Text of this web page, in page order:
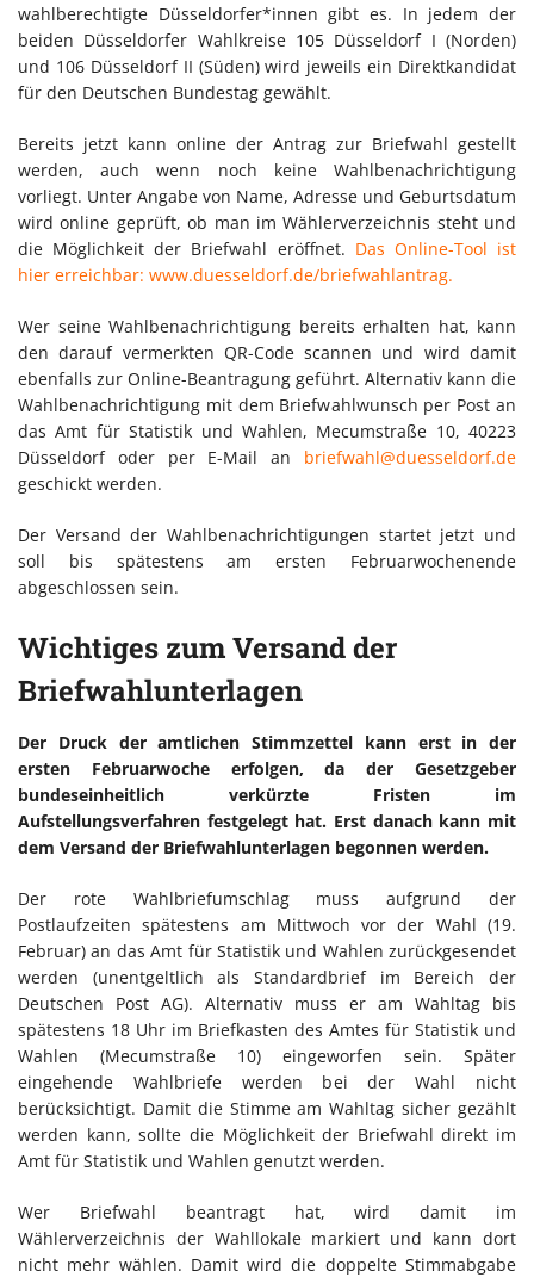
wahlberechtigte Düsseldorfer*innen gibt es. In jedem der
beiden Düsseldorfer Wahlkreise 105 Düsseldorf I (Norden)
und 106 Düsseldorf II (Süden) wird jeweils ein Direktkandidat
für den Deutschen Bundestag gewählt.
Bereits jetzt kann online der Antrag zur Briefwahl gestellt
werden, auch wenn noch keine Wahlbenachrichtigung
vorliegt. Unter Angabe von Name, Adresse und Geburtsdatum
wird online geprüft, ob man im Wählerverzeichnis steht und
die Möglichkeit der Briefwahl eröffnet. Das Online-Tool ist
hier erreichbar: www.duesseldorf.de/briefwahlantrag.
Wer seine Wahlbenachrichtigung bereits erhalten hat, kann
den darauf vermerkten QR-Code scannen und wird damit
ebenfalls zur Online-Beantragung geführt. Alternativ kann die
Wahlbenachrichtigung mit dem Briefwahlwunsch per Post an
das Amt für Statistik und Wahlen, Mecumstraße 10, 40223
Düsseldorf oder per E-Mail an briefwahl@duesseldorf.de
geschickt werden.
Der Versand der Wahlbenachrichtigungen startet jetzt und
soll bis spätestens am ersten Februarwochenende
abgeschlossen sein.
Wichtiges zum Versand der
Briefwahlunterlagen
Der Druck der amtlichen Stimmzettel kann erst in der
ersten Februarwoche erfolgen, da der Gesetzgeber
bundeseinheitlich verkürzte Fristen im
Aufstellungsverfahren festgelegt hat. Erst danach kann mit
dem Versand der Briefwahlunterlagen begonnen werden.
Der rote Wahlbriefumschlag muss aufgrund der
Postlaufzeiten spätestens am Mittwoch vor der Wahl (19.
Februar) an das Amt für Statistik und Wahlen zurückgesendet
werden (unentgeltlich als Standardbrief im Bereich der
Deutschen Post AG). Alternativ muss er am Wahltag bis
spätestens 18 Uhr im Briefkasten des Amtes für Statistik und
Wahlen (Mecumstraße 10) eingeworfen sein. Später
eingehende Wahlbriefe werden bei der Wahl nicht
berücksichtigt. Damit die Stimme am Wahltag sicher gezählt
werden kann, sollte die Möglichkeit der Briefwahl direkt im
Amt für Statistik und Wahlen genutzt werden.
Wer Briefwahl beantragt hat, wird damit im
Wählerverzeichnis der Wahllokale markiert und kann dort
nicht mehr wählen. Damit wird die doppelte Stimmabgabe